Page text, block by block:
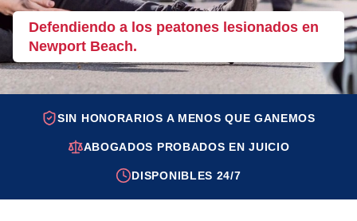
Defendiendo a los peatones lesionados en
Newport Beach.
SIN HONORARIOS A MENOS QUE GANEMOS
ABOGADOS PROBADOS EN JUICIO
DISPONIBLES 24/7